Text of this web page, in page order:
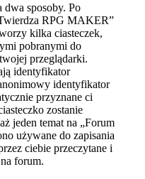
dwa sposoby. Po
RPG MAKER”
kilka ciasteczek,
pobranymi do
przeglądarki.
identyfikator
identyfikator
przyznane ci
zostanie
jeden temat na „Forum
używane do zapisania
ciebie przeczytane i
forum.